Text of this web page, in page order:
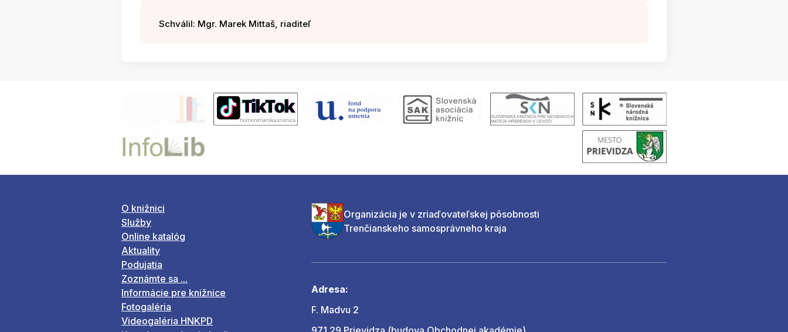
Schválil: Mgr. Marek Mittaš, riaditeľ
O knižnici
Služby
Online katalóg
Aktuality
Podujatia
Zoznámte sa ...
Informácie pre knižnice
Fotogaléria
Videogaléria HNKPD
Organizácia je v zriaďovateľskej pôsobnosti
Trenčianskeho samosprávneho kraja
Adresa:
F. Madvu 2